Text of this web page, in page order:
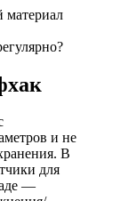
материал
и не
В
для
—